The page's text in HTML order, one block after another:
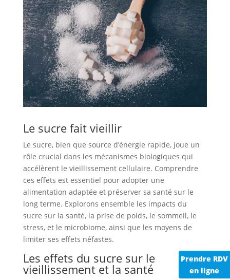
Prendre RDV
en ligne
Le sucre fait vieillir
Le sucre, bien que source d’énergie rapide, joue un
rôle crucial dans les mécanismes biologiques qui
accélèrent le vieillissement cellulaire. Comprendre
ces effets est essentiel pour adopter une
alimentation adaptée et préserver sa santé sur le
long terme. Explorons ensemble les impacts du
sucre sur la santé, la prise de poids, le sommeil, le
stress, et le microbiome, ainsi que les moyens de
limiter ses effets néfastes.
Les effets du sucre sur le
vieillissement et la santé